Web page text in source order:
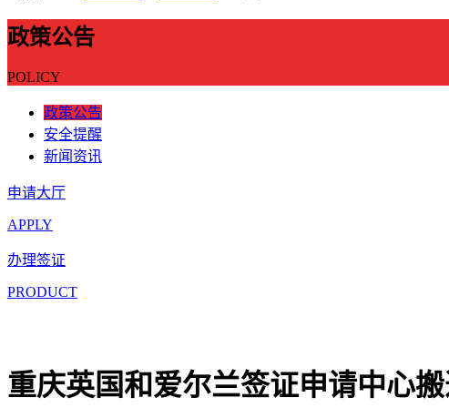
政策公告
POLICY
政策公告
安全提醒
新闻资讯
申请大厅
APPLY
办理签证
PRODUCT
重庆英国和爱尔兰签证申请中心搬